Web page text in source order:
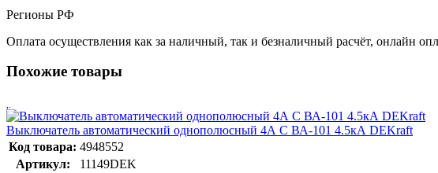
Регионы РФ
Оплата осуществления как за наличный, так и безналичный расчёт, онлайн
Похожие товары
Выключатель автоматический однополюсный 4А С ВА-101 4.5кА DEKraft
Код товара: 4948552
Артикул:
11149DEK